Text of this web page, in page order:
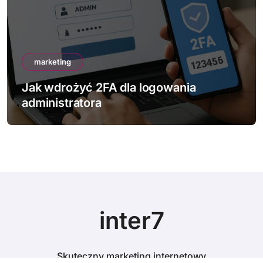
marketing
Jak wdrożyć 2FA dla logowania
administratora
inter7
Skuteczny marketing internetowy